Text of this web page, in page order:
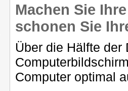
Machen Sie
schonen Sie
Über die Hälfte
Computer optimal